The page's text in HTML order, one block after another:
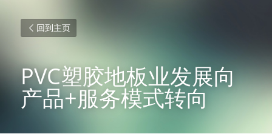
回到主页
PVC塑胶地板业发展向
产品+服务模式转向